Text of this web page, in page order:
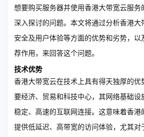
想要购买服务器并使用香港大带宽云服
深入探讨的问题。本文将通过分析香港大
安全及用户体验等方面的优势和劣势，以
荐作用，来回答这个问题。
技术优势
香港大带宽云在技术上具有得天独厚的
要经济、贸易和科技中心，其网络基础
稳定、高速的互联网连接。这意味着香港
提供低延迟、高带宽的访问体验，尤其对